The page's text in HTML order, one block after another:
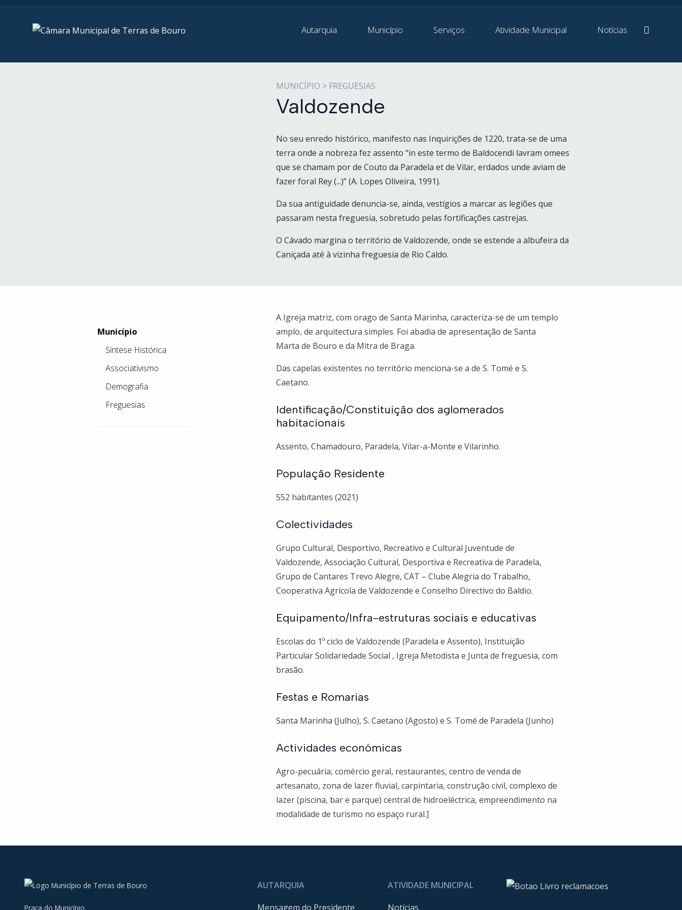
Autarquia Município Serviços Atividade Municipal Notícias
MUNICÍPIO > FREGUESIAS
Valdozende
No seu enredo histórico, manifesto nas Inquirições de 1220, trata-se de uma
terra onde a nobreza fez assento “in este termo de Baldocendi lavram omees
que se chamam por de Couto da Paradela et de Vilar, erdados unde aviam de
fazer foral Rey (...)” (A. Lopes Oliveira, 1991).
Da sua antiguidade denuncia-se, ainda, vestígios a marcar as legiões que
passaram nesta freguesia, sobretudo pelas fortificações castrejas.
O Cávado margina o território de Valdozende, onde se estende a albufeira da
Caniçada até à vizinha freguesia de Rio Caldo.
Município
Síntese Histórica
Associativismo
Demografia
Freguesias
A Igreja matriz, com orago de Santa Marinha, caracteriza-se de um templo
amplo, de arquitectura simples. Foi abadia de apresentação de Santa
Marta de Bouro e da Mitra de Braga.
Das capelas existentes no território menciona-se a de S. Tomé e S.
Caetano.
Identificação/Constituição dos aglomerados
habitacionais
Assento, Chamadouro, Paradela, Vilar-a-Monte e Vilarinho.
População Residente
552 habitantes (2021)
Colectividades
Grupo Cultural, Desportivo, Recreativo e Cultural Juventude de
Valdozende, Associação Cultural, Desportiva e Recreativa de Paradela,
Grupo de Cantares Trevo Alegre, CAT – Clube Alegria do Trabalho,
Cooperativa Agrícola de Valdozende e Conselho Directivo do Baldio.
Equipamento/Infra-estruturas sociais e educativas
Escolas do 1º ciclo de Valdozende (Paradela e Assento), Instituição
Particular Solidariedade Social , Igreja Metodista e Junta de freguesia, com
brasão.
Festas e Romarias
Santa Marinha (Julho), S. Caetano (Agosto) e S. Tomé de Paradela (Junho)
Actividades económicas
Agro-pecuária, comércio geral, restaurantes, centro de venda de
artesanato, zona de lazer fluvial, carpintaria, construção civil, complexo de
lazer (piscina, bar e parque) central de hidroeléctrica, empreendimento na
modalidade de turismo no espaço rural.]
Praça do Município
AUTARQUIA
Mensagem do Presidente
ATIVIDADE MUNICIPAL
Notícias